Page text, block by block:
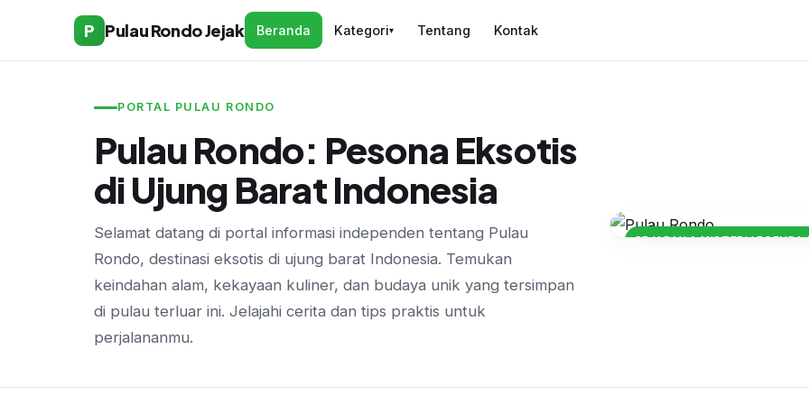
P Pulau Rondo Jejak Beranda Kategori▾ Tentang Kontak
PORTAL PULAU RONDO
Pulau Rondo: Pesona Eksotis
di Ujung Barat Indonesia
Selamat datang di portal informasi independen tentang Pulau
Rondo, destinasi eksotis di ujung barat Indonesia. Temukan
keindahan alam, kekayaan kuliner, dan budaya unik yang tersimpan
di pulau terluar ini. Jelajahi cerita dan tips praktis untuk
perjalananmu.
SEJARAH & MISTERI LEGENDA